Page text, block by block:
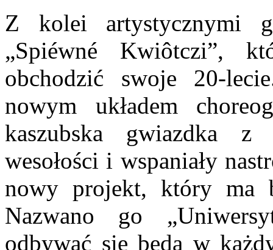
Z kolei artystycznymi
„Spiéwné Kwiôtczi”,
obchodzić swoje 20-
nowym układem
kaszubska gwiazdka z
wesołości i wspaniały
nowy projekt, który ma
Nazwano go
odbywać się będą w